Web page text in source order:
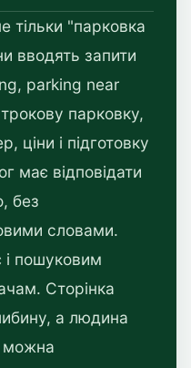
тільки "парковка
вводять запити
parking near
парковку,
ціни і підготовку
має відповідати
без
словами.
і пошуковим
Сторінка
а людина
можна